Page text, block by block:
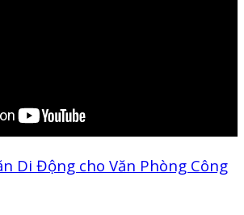
Di Động cho Văn Phòng Công